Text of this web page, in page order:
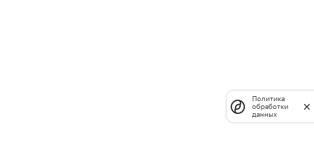
Политика
обработки
данных